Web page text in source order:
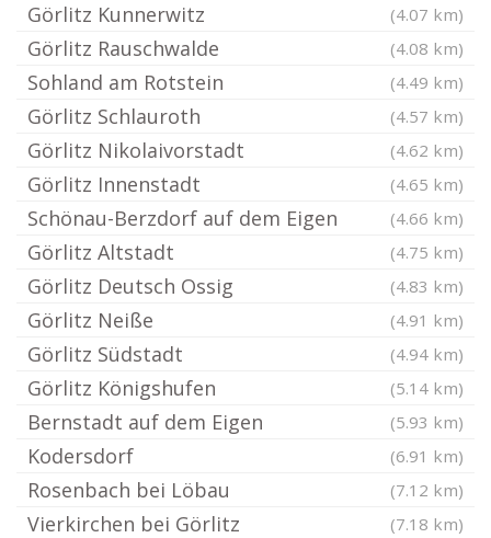
Görlitz Kunnerwitz (4.07 km)
Görlitz Rauschwalde (4.08 km)
Sohland am Rotstein (4.49 km)
Görlitz Schlauroth (4.57 km)
Görlitz Nikolaivorstadt (4.62 km)
Görlitz Innenstadt (4.65 km)
Schönau-Berzdorf auf dem Eigen (4.66 km)
Görlitz Altstadt (4.75 km)
Görlitz Deutsch Ossig (4.83 km)
Görlitz Neiße (4.91 km)
Görlitz Südstadt (4.94 km)
Görlitz Königshufen (5.14 km)
Bernstadt auf dem Eigen (5.93 km)
Kodersdorf (6.91 km)
Rosenbach bei Löbau (7.12 km)
Vierkirchen bei Görlitz (7.18 km)